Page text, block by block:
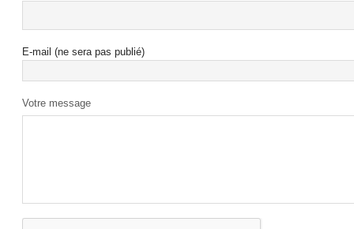
E-mail (ne sera pas publié)
Votre message